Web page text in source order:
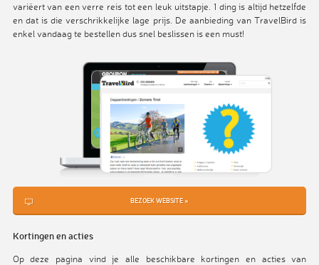
variëert van een verre reis tot een leuk uitstapje. 1 ding is altijd hetzelfde
en dat is die verschrikkelijke lage prijs. De aanbieding van TravelBird is
enkel vandaag te bestellen dus snel beslissen is een must!
BEZOEK WEBSITE »
Kortingen en acties
Op deze pagina vind je alle beschikbare kortingen en acties van